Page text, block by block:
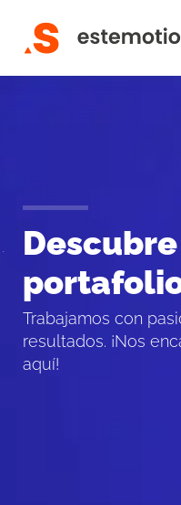
Trabajamos con
resultados. ¡Nos
aquí!